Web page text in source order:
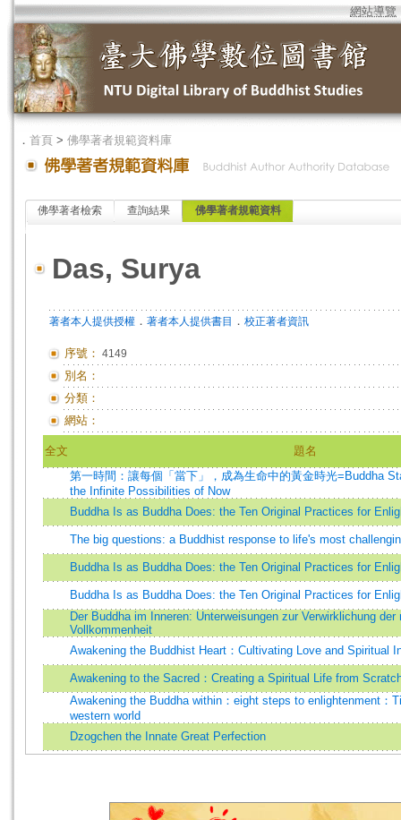
網站導覽
． 首頁 > 佛學著者規範資料庫
佛學著者檢索 查詢結果 佛學著者規範資料
Das, Surya
著者本人提供授權 ． 著者本人提供書目 ． 校正著者資訊
序號： 4149
別名：
分類：
網站：
全文
題名
第一時間：讓每個「當下」，成為生命中的黃金時光=Buddha
the Infinite Possibilities of Now
Buddha Is as Buddha Does: the Ten Original Practices for
The big questions: a Buddhist response to life's most
Buddha Is as Buddha Does: the Ten Original Practices for
Buddha Is as Buddha Does: the Ten Original Practices for
Der Buddha im Inneren: Unterweisungen zur Verwirklichung
Vollkommenheit
Awakening the Buddhist Heart：Cultivating Love and Spiritual
Awakening to the Sacred：Creating a Spiritual Life from
Awakening the Buddha within：eight steps to enlightenment：
western world
Dzogchen the Innate Great Perfection